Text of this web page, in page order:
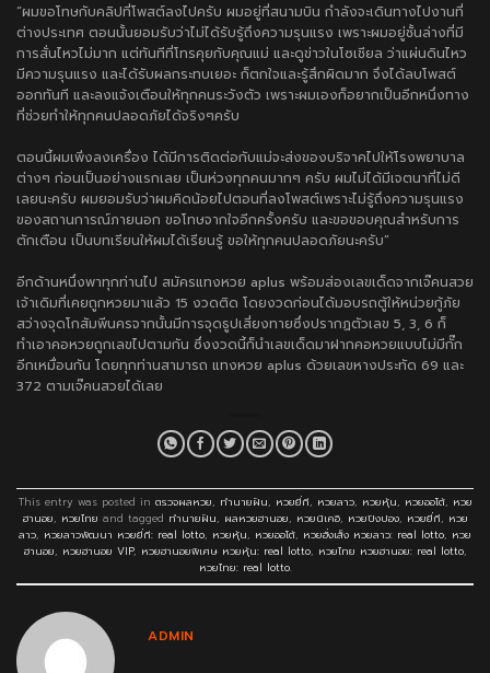
“ผมขอโทษกับคลิปที่โพสต์ลงไปครับ ผมอยู่ที่สนามบิน กำลังจะเดินทางไปงานที่
ต่างประเทศ ตอนนั้นยอมรับว่าไม่ได้รับรู้ถึงความรุนแรง เพราะผมอยู่ชั้นล่างที่มี
การสั่นไหวไม่มาก แต่ทันทีที่โทรคุยกับคุณแม่ และดูข่าวในโซเชียล ว่าแผ่นดินไหว
มีความรุนแรง และได้รับผลกระทบเยอะ ก็ตกใจและรู้สึกผิดมาก จึงได้ลบโพสต์
ออกทันที และลงแจ้งเตือนให้ทุกคนระวังตัว เพราะผมเองก็อยากเป็นอีกหนึ่งทาง
ที่ช่วยทำให้ทุกคนปลอดภัยได้จริงๆครับ
ตอนนี้ผมเพิ่งลงเครื่อง ได้มีการติดต่อกับแม่จะส่งของบริจาคไปให้โรงพยาบาล
ต่างๆ ก่อนเป็นอย่างแรกเลย เป็นห่วงทุกคนมากๆ ครับ ผมไม่ได้มีเจตนาที่ไม่ดี
เลยนะครับ ผมยอมรับว่าผมคิดน้อยไปตอนที่ลงโพสต์เพราะไม่รู้ถึงความรุนแรง
ของสถานการณ์ภายนอก ขอโทษจากใจอีกครั้งครับ และขอขอบคุณสำหรับการ
ตักเตือน เป็นบทเรียนให้ผมได้เรียนรู้ ขอให้ทุกคนปลอดภัยนะครับ”
อีกด้านหนึ่งพาทุกท่านไป สมัครแทงหวย aplus พร้อมส่องเลขเด็ดจากเจ๊คนสวย
เจ้าเดิมที่เคยถูกหวยมาแล้ว 15 งวดติด โดยงวดก่อนได้มอบรถตู้ให้หน่วยกู้ภัย
สว่างจุดโกสัมพีนครจากนั้นมีการจุดธูปเสี่ยงทายซึ่งปรากฏตัวเลข 5, 3, 6 ก็
ทำเอาคอหวยถูกเลขไปตามกัน ซึ่งงวดนี้ก็นำเลขเด็ดมาฝากคอหวยแบบไม่มีกั๊ก
อีกเหมื่อนกัน โดยทุกท่านสามารถ แทงหวย aplus ด้วยเลขหางประทัด 69 และ
372 ตามเจ๊คนสวยได้เลย
This entry was posted in ตรวจผลหวย, ทำนายฝัน, หวยยี่กี, หวยลาว, หวยหุ้น, หวยออโต้, หวย
ฮานอย, หวยไทย and tagged ทำนายฝัน, ผลหวยฮานอย, หวยนิเคอิ, หวยปิงปอง, หวยยี่กี, หวย
ลาว, หวยลาวพัฒนา หวยยี่กี: real lotto, หวยหุ้น, หวยออโต้, หวยฮั่งเส็ง หวยลาว: real lotto, หวย
ฮานอย, หวยฮานอย VIP, หวยฮานอยพิเศษ หวยหุ้น: real lotto, หวยไทย หวยฮานอย: real lotto,
หวยไทย: real lotto.
ADMIN